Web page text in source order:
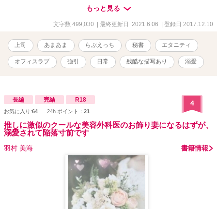
サブタイの後ろに★印をつけています。苦手な方はご注意くださ
い。 ★この物語はフィクションです。実在の人物及び団体等とは一
切関係ありません。 ★ｉｆ作品 もしも、あの時◯◯だったら。そう
嫌！」という方は、そのままバックでお願いします。 もちろん条件
付きです。 ★条件１ 圭が泪と出会う前であること。 ★条件２ 出会
っていても、泪に恋愛感情がないこと。 などです。 一部近親相姦が
あります。苦手な方はご注意ください。
もっと見る
文字数 499,030 | 最終更新日 2021.6.06 | 登録日 2017.12.10
上司 あまあま らぶえっち 秘書 エタニティ
オフィスラブ 強引 日常 残酷な描写あり 溺愛
長編 完結 R18
お気に入り:64 24h.ポイント： 21
4
推しに激似のクールな美容外科医のお飾り妻になるはずが、
溺愛されて陥落寸前です
羽村 美海 書籍情報